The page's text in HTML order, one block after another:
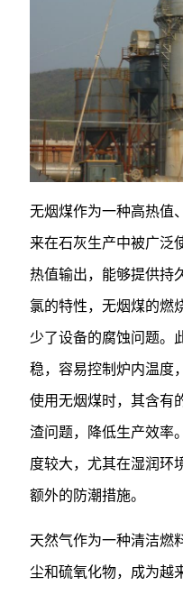
无烟煤作为一种高热值
来在石灰生产中被广泛
热值输出，能够提供持
氯的特性，无烟煤的燃
少了设备的腐蚀问题。
稳，容易控制炉内温度
使用无烟煤时，其含有
渣问题，降低生产效率
度较大，尤其在湿润环
额外的防潮措施。
天然气作为一种清洁燃
尘和硫氧化物，成为越